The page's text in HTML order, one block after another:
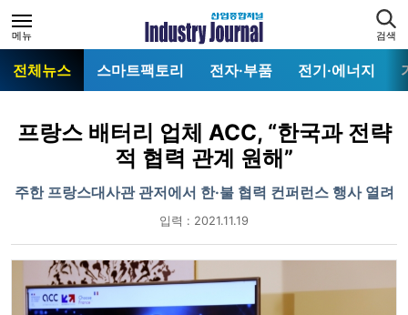
메뉴 검색
전체뉴스 스마트팩토리 전자·부품 전기·에너지
프랑스 배터리 업체 ACC, “한국과 전략
적 협력 관계 원해”
주한 프랑스대사관 관저에서 한·불 협력 컨퍼런스 행사 열려
입력 : 2021.11.19